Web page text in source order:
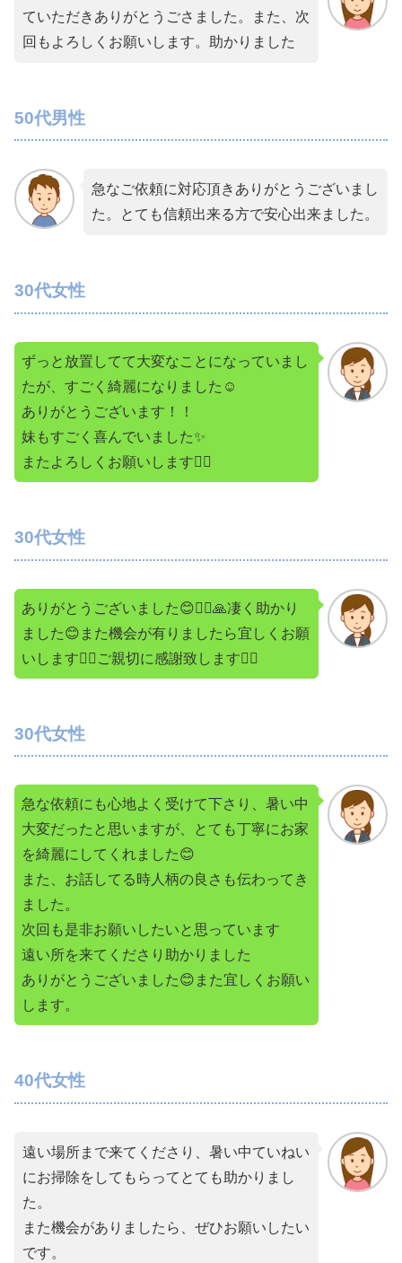
ていただきありがとうごさました。また、次
回もよろしくお願いします。助かりました
50代男性
急なご依頼に対応頂きありがとうございまし
た。とても信頼出来る方で安心出来ました。
30代女性
ずっと放置してて大変なことになっていまし
たが、すごく綺麗になりました☺️
ありがとうございます！！
妹もすごく喜んでいました✨
またよろしくお願いします🙇‍♀️
30代女性
ありがとうございました😊🙇‍♀️🙏凄く助かり
ました😊また機会が有りましたら宜しくお願
いします🙇‍♀️ご親切に感謝致します🙇‍♀️
30代女性
急な依頼にも心地よく受けて下さり、暑い中
大変だったと思いますが、とても丁寧にお家
を綺麗にしてくれました😊
また、お話してる時人柄の良さも伝わってき
ました。
次回も是非お願いしたいと思っています
遠い所を来てくださり助かりました
ありがとうございました😊また宜しくお願い
します。
40代女性
遠い場所まで来てくださり、暑い中ていねい
にお掃除をしてもらってとても助かりまし
た。
また機会がありましたら、ぜひお願いしたい
です。